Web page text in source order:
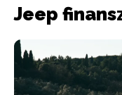
Jeep